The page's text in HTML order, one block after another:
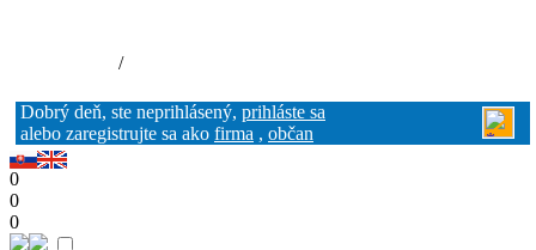
/
Dobrý deň, ste neprihlásený, prihláste sa
alebo zaregistrujte sa ako firma , občan
0
0
0